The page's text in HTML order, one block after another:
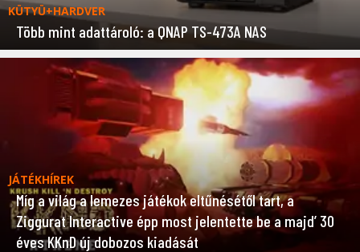
KÜTYÜ+HARDVER
Több mint adattároló: a QNAP TS-473A NAS
JÁTÉKHÍREK
Míg a világ a lemezes játékok eltűnésétől tart, a
Ziggurat Interactive épp most jelentette be a majd’ 30
éves KKnD új dobozos kiadását